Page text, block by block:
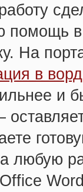
помощь
На
в
и
любую